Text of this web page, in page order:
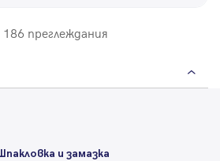
186 преглеждания
и замазка